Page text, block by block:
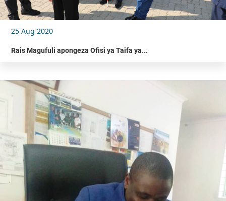
25 Aug 2020
Rais Magufuli apongeza Ofisi ya Taifa ya...